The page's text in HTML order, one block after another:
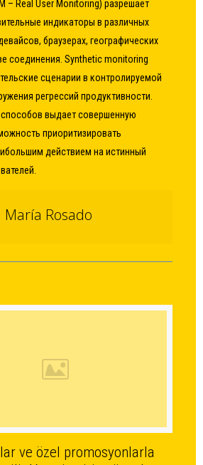
– Real User Monitoring) разрешает
индикаторы в различных
браузерах, географических
соединения. Synthetic monitoring
сценарии в контролируемой
регрессий продуктивности.
выдает совершенную
приоритизировать
действием на истинный
María Rosado
ve özel promosyonlarla